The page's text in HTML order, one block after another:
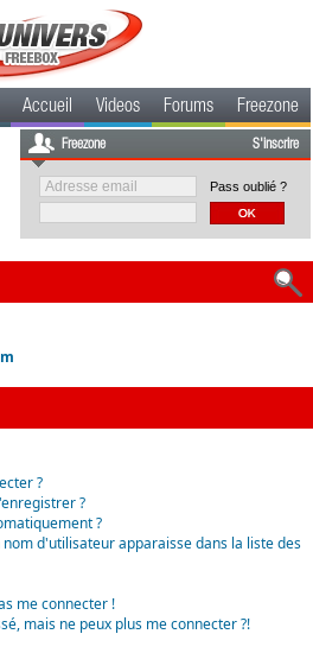
Accueil Videos Forums Freezone
Freezone S'inscrire
Pass oublié ?
?
?
?
d'utilisateur apparaisse dans la liste des
me connecter !
mais ne peux plus me connecter ?!